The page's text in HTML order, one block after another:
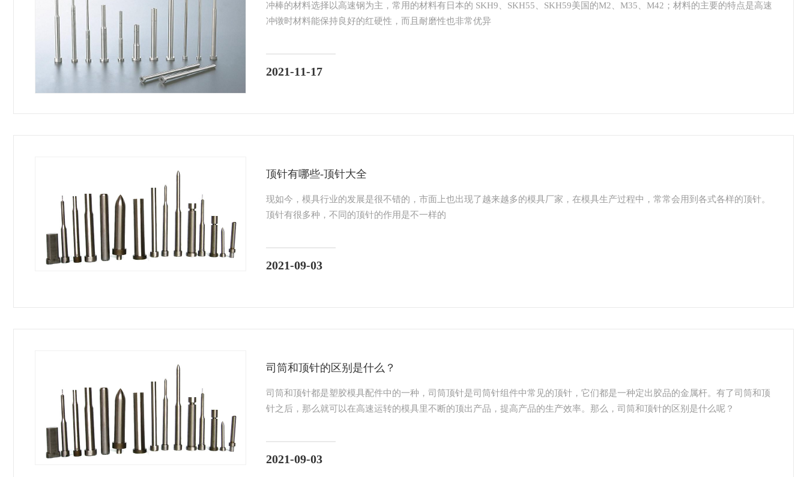
冲棒的材料选择以高速钢为主，常用的材料有日本的 SKH9、SKH55、SKH59美国的M2、M35、M42；材料的主要的特点是高速
冲镦时材料能保持良好的红硬性，而且耐磨性也非常优异
2021-11-17
顶针有哪些-顶针大全
现如今，模具行业的发展是很不错的，市面上也出现了越来越多的模具厂家，在模具生产过程中，常常会用到各式各样的顶针。
顶针有很多种，不同的顶针的作用是不一样的
2021-09-03
司筒和顶针的区别是什么？
司筒和顶针都是塑胶模具配件中的一种，司筒顶针是司筒针组件中常见的顶针，它们都是一种定出胶品的金属杆。有了司筒和顶
针之后，那么就可以在高速运转的模具里不断的顶出产品，提高产品的生产效率。那么，司筒和顶针的区别是什么呢？
2021-09-03